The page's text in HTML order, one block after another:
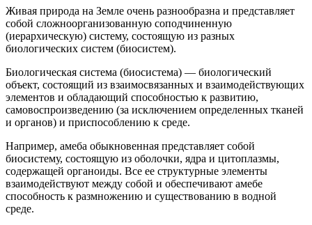
Живая природа на Земле очень разнообразна и представляет
собой сложноорганизованную соподчиненную
(иерархическую) систему, состоящую из разных
биологических систем (биосистем).
Биологическая система (биосистема) — биологический
объект, состоящий из взаимосвязанных и взаимодействующих
элементов и обладающий способностью к развитию,
самовоспроизведению (за исключением определенных тканей
и органов) и приспособлению к среде.
Например, амеба обыкновенная представляет собой
биосистему, состоящую из оболочки, ядра и цитоплазмы,
содержащей органоиды. Все ее структурные элементы
взаимодействуют между собой и обеспечивают амебе
способность к размножению и существованию в водной
среде.